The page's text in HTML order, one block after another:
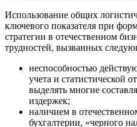
Использование общих
ключевого показателя при
стратегии в отечественном
трудностей, вызванных
неспособностью
учета и статистической
выделять многие
издержек;
наличием в
бухгалтерии, «черного